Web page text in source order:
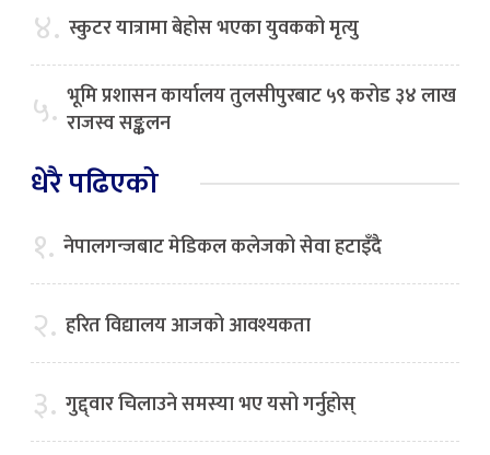
४. स्कुटर यात्रामा बेहोस भएका युवकको मृत्यु
५. भूमि प्रशासन कार्यालय तुलसीपुरबाट ५९ करोड ३४ लाख
राजस्व सङ्कलन
धेरै पढिएको
१. नेपालगन्जबाट मेडिकल कलेजको सेवा हटाइँदै
२. हरित विद्यालय आजको आवश्यकता
३. गुद्द्वार चिलाउने समस्या भए यसो गर्नुहोस्